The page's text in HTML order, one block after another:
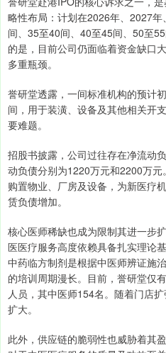
略性布局：计划在2026年、2027
间、35至40间、40至45间、50至
的是，目前公司仍面临着资金缺口
多重瓶颈。
誉研堂透露，一间标准机构的预计
间，用于装潢、设备及其他相关开
要难题。
招股书披露，公司过往存在净流动
动负债分别为1220万元和2200万
购置物业、厂房及设备，为新医疗
赁负债增加。
核心医师稀缺也成为限制其进一步
医医疗服务高度依赖具备扎实理论
中药临方制剂是根据中医师辨证施
的培训周期漫长。目前，誉研堂仅
人员，其中医师154名。随着门店
扩大。
此外，供应链的脆弱性也威胁着其